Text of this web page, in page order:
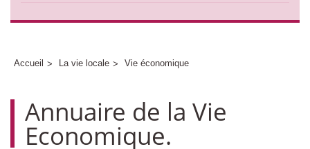
Accueil La vie locale Vie économique
Annuaire de la Vie
Economique.